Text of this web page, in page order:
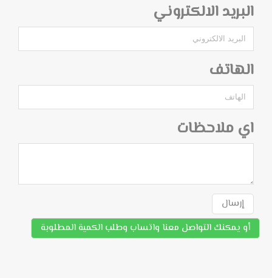
البريد الالكتروني
الهاتف
اي ملاحظات
إرسال
أو يمكنك التواصل معنا واتساب وطلب الكمية المطلوبة